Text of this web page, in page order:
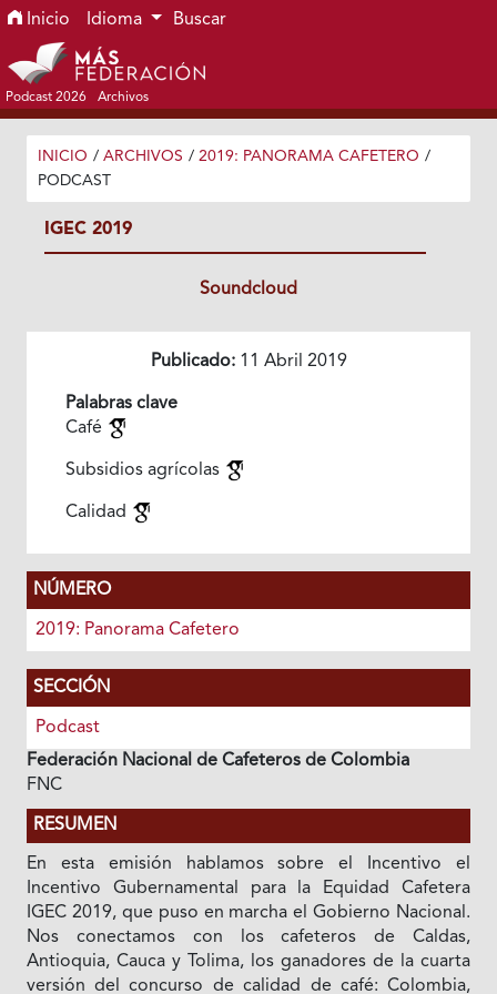
Ir al menú de navegación principal
Ir al contenido principal
Ir al pie de página del sitio
Inicio Idioma Buscar
Podcast 2026 Archivos
INICIO / ARCHIVOS / 2019: PANORAMA CAFETERO /
PODCAST
IGEC 2019
Soundcloud
Publicado:11 Abril 2019
Palabras clave
Café
Subsidios agrícolas
Calidad
NÚMERO
2019: Panorama Cafetero
SECCIÓN
Podcast
Federación Nacional de Cafeteros de Colombia
FNC
RESUMEN
En esta emisión hablamos sobre el Incentivo el
Incentivo Gubernamental para la Equidad Cafetera
IGEC 2019, que puso en marcha el Gobierno Nacional.
Nos conectamos con los cafeteros de Caldas,
Antioquia, Cauca y Tolima, los ganadores de la cuarta
versión del concurso de calidad de café: Colombia,